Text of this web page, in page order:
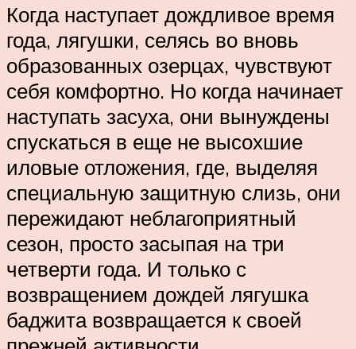
Когда наступает дождливое время
года, лягушки, селясь во вновь
образованных озерцах, чувствуют
себя комфортно. Но когда начинает
наступать засуха, они вынуждены
спускаться в еще не высохшие
иловые отложения, где, выделяя
специальную защитную слизь, они
пережидают неблагоприятный
сезон, просто засыпая на три
четверти года. И только с
возвращением дождей лягушка
баджита возвращается к своей